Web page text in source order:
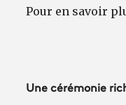
Pour en savoir
Une cérémonie